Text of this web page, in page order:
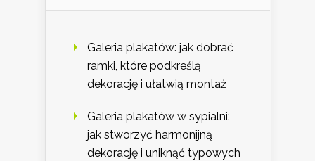
Galeria plakatów: jak dobrać
ramki, które podkreślą
dekorację i ułatwią montaż
Galeria plakatów w sypialni:
jak stworzyć harmonijną
dekorację i uniknąć typowych